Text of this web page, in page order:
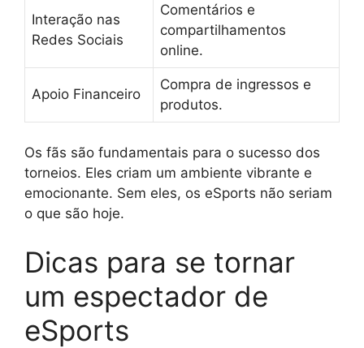
Interação nas
Redes Sociais
Comentários e
compartilhamentos
online.
Apoio Financeiro
Compra de ingressos e
produtos.
Os fãs são fundamentais para o sucesso dos
torneios. Eles criam um ambiente vibrante e
emocionante. Sem eles, os eSports não seriam
o que são hoje.
Dicas para se tornar
um espectador de
eSports